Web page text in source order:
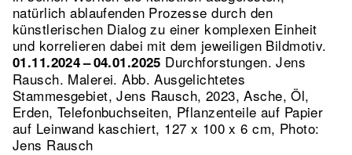
natürlich ablaufenden Prozesse durch den
künstlerischen Dialog zu einer komplexen Einheit
und korrelieren dabei mit dem jeweiligen Bildmotiv.
01.11.2024 – 04.01.2025 Durchforstungen. Jens
Rausch. Malerei.Abb. Ausgelichtetes
Stammesgebiet, Jens Rausch, 2023, Asche, Öl,
Erden, Telefonbuchseiten, Pflanzenteile auf Papier
auf Leinwand kaschiert, 127 x 100 x 6 cm, Photo:
Jens Rausch